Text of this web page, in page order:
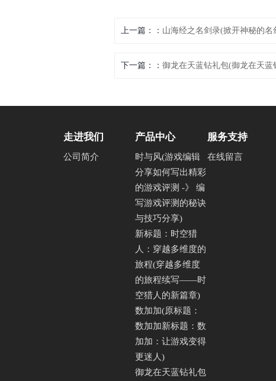
上一篇： 山海经之名剑录(掀开神秘的
下一篇： 御龙在天蓝钻礼包(御龙在天蓝
走进我们
公司简介
产品中心
时与风(游戏编辑
分享如何写出精彩
的游戏评测 -》 编
写游戏评测的秘诀
与技巧分享)
新标题：时空猎
人：穿越多维度的
旅程(穿越多维度
的旅程续写——时
空猎人的新篇章)
数加加(原标题：
数加加新标题：数
加加：让游戏变得
更迷人)
御龙在天蓝钻礼包
服务支持
在线留言